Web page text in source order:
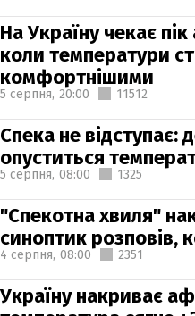
На Україну чекає
коли температури
комфортнішими
5 серпня, 20:00 11512
Спека не відступає:
опуститься
5 серпня, 08:00 1325
"Спекотна хвиля"
синоптик розповів,
4 серпня, 08:00 2351
Україну накриває